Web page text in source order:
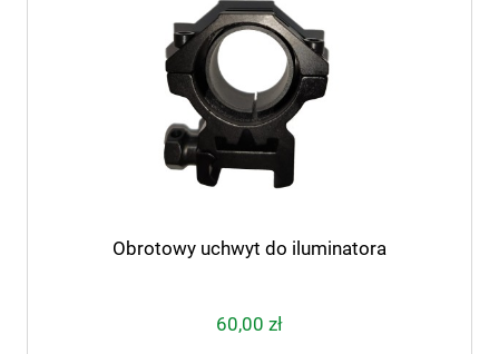
Obrotowy uchwyt do iluminatora
60,00 zł